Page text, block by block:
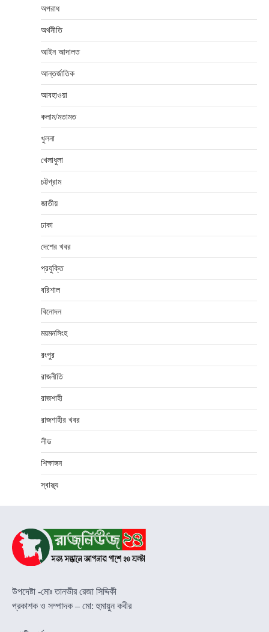
অপরাধ
অর্থনীতি
আইন আদালত
আন্তর্জাতিক
আবহাওয়া
কলাম/মতামত
খুলনা
খেলাধুলা
চট্টগ্রাম
জাতীয়
ঢাকা
দেশের খবর
প্রযুক্তি
বরিশাল
বিনোদন
ময়মনসিংহ
রংপুর
রাজনীতি
রাজশাহী
রাজশাহীর খবর
লীড
শিক্ষাঙ্গন
স্বাস্থ্য
উপদেষ্টা -মোঃ তানভীর রেজা সিদ্দিকী
প্রকাশক ও সম্পাদক – মো: হুমায়ুন কবীর